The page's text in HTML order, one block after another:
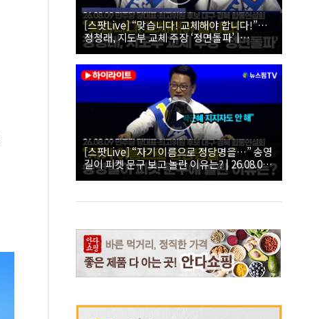
[스팟Live] “맞습니다! 교체해야 합니다!”…
정청래, 지도부 교체 주장 ‘정면돌파’ |
26.08.09 더불어민주당 당대표·최고위원 후
보 대구·경북 합동연설회
[스팟Live] “자기 이름으로 정당명을…” 송영
길이 피켓 문구 보고 놀란 이유는? | 26.08.09
더불어민주당 당대표·최고위원 후보 대구·경